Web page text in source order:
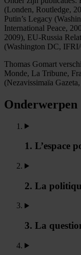
(Londen, Routledge,
Putin’s Legacy
International Peace,
2009), EU-Russia
(Washington DC,
Thomas Gomart
Monde, La Tribune,
(Nezavissimaïa
Onderwerpen
1. L’espace
2. La
3. La